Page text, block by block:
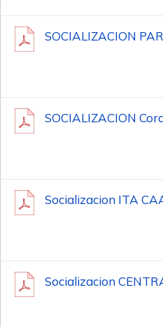
SOCIALIZACION
SOCIALIZACION
Socializacion ITA
Socializacion